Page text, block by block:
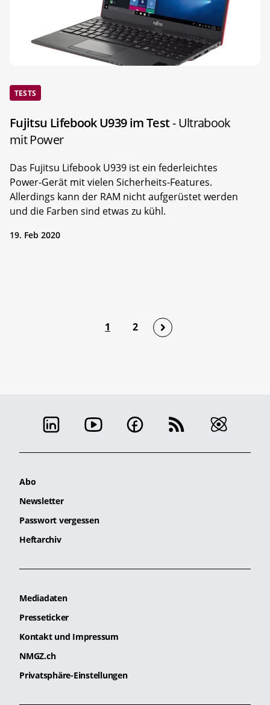
TESTS
Fujitsu Lifebook U939 im Test- Ultrabook
mit Power
Das Fujitsu Lifebook U939 ist ein federleichtes
Power-Gerät mit vielen Sicherheits­-Features.
Allerdings kann der RAM nicht aufgerüstet werden
und die Farben sind etwas zu kühl.
19. Feb 2020
1 2
Abo
Newsletter
Passwort vergessen
Heftarchiv
Mediadaten
Presseticker
Kontakt und Impressum
NMGZ.ch
Privatsphäre-Einstellungen